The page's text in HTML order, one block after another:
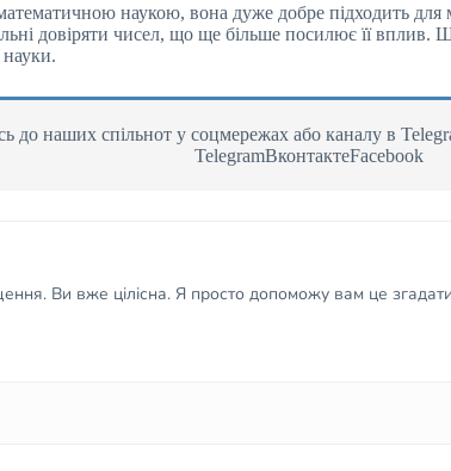
наукою, вона дуже добре підходить для
довіряти чисел, що ще більше посилює її вплив.
науки.
до наших спільнот у соцмережах або каналу в
TelegramВконтактеFacebook
Ви вже цілісна. Я просто допоможу вам це